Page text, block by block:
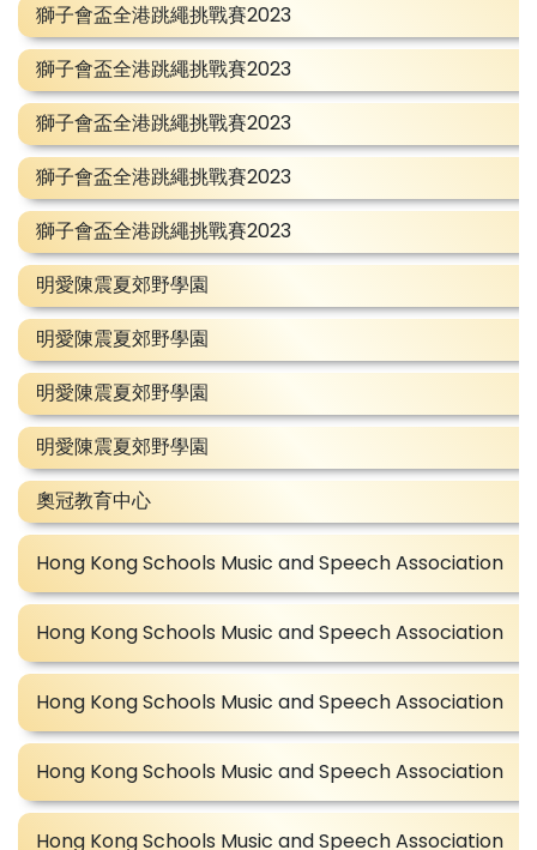
獅子會盃全港跳繩挑戰賽2023
獅子會盃全港跳繩挑戰賽2023
獅子會盃全港跳繩挑戰賽2023
獅子會盃全港跳繩挑戰賽2023
獅子會盃全港跳繩挑戰賽2023
明愛陳震夏郊野學園
明愛陳震夏郊野學園
明愛陳震夏郊野學園
明愛陳震夏郊野學園
奧冠教育中心
Hong Kong Schools Music and Speech Association
Hong Kong Schools Music and Speech Association
Hong Kong Schools Music and Speech Association
Hong Kong Schools Music and Speech Association
Hong Kong Schools Music and Speech Association